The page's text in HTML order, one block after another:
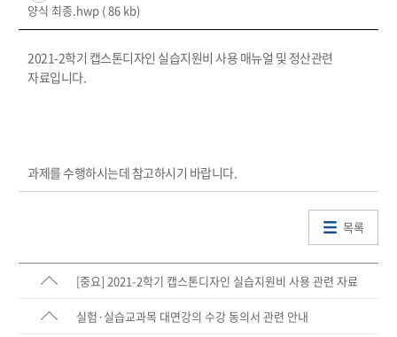
양식 최종.hwp ( 86 kb)
2021-2학기 캡스톤디자인 실습지원비 사용 매뉴얼 및 정산관련
자료입니다.
과제를 수행하시는데 참고하시기 바랍니다.
목록
[중요] 2021-2학기 캡스톤디자인 실습지원비 사용 관련 자료
실험·실습교과목 대면강의 수강 동의서 관련 안내